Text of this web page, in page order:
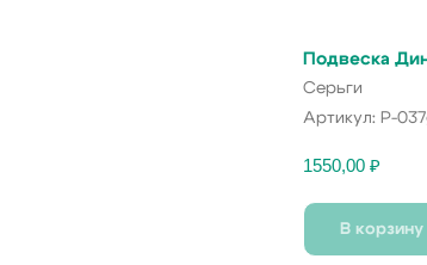
Подвеска
Серьги
Артикул: P-
1550,00 ₽
В корзину